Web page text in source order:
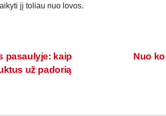
jį toliau nuo lovos.
Nuo
pasaulyje: kaip
už padorią